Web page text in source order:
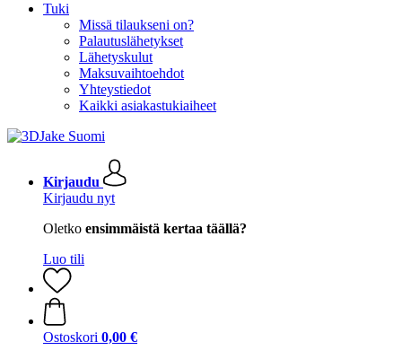
Tuki
Missä tilaukseni on?
Palautuslähetykset
Lähetyskulut
Maksuvaihtoehdot
Yhteystiedot
Kaikki asiakastukiaiheet
Kirjaudu
Kirjaudu nyt
Oletko ensimmäistä kertaa täällä?
Luo tili
Ostoskori 0,00 €